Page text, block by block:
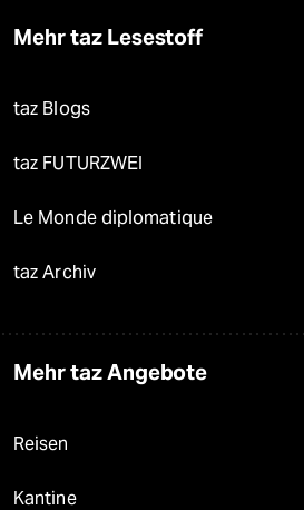
Mehr taz Lesestoff
taz Blogs
taz FUTURZWEI
Le Monde diplomatique
taz Archiv
Mehr taz Angebote
Reisen
Kantine